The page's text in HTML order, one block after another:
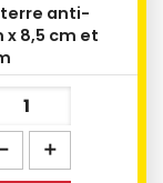
anti-
x 8,5 cm et